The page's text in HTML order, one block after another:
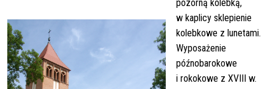
pozorną kolebką,
w kaplicy sklepienie
kolebkowe z lunetami.
Wyposażenie
późnobarokowe
i rokokowe z XVIII w.